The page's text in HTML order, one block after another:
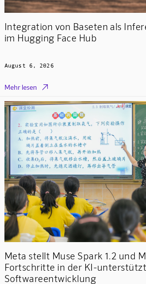
Integration von Baseten als
im Hugging Face Hub
August 6, 2026
Mehr lesen 
Meta stellt Muse Spark 1.2 und
Fortschritte in der KI-
Softwareentwicklung